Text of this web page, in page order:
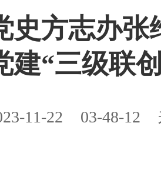
史方志办张
建“三级联
11-22 03-48-12